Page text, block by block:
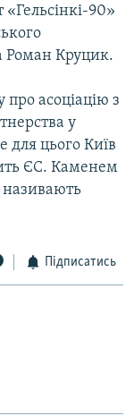
90»
Роман Круцик.
про асоціацію з
у
для цього Київ
ЄС. Каменем
називають
Підписатись